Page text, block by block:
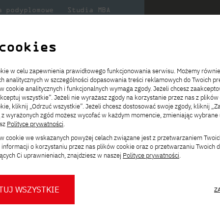
podyplomowe Studia MBA
Transfer z innej uczelni
Opłaty za studia
Redukcja czesnego
Stypendia
Dni otwarte PJATK
Wirtualny spacer po uczelni
Kalendarium wydarzeń
Konsultacje teczek SNM Kontakt
Studia stacjonarne I st. PL
Studia stacjonarne I st. EN
Studia stacjonarne II st. PL
Studia stacjonarne II st. EN
Studia niestacjonarne I st. PL
Studia niestacjonarne II st. PL
Studia niestacjonarne blended
Studia niestacjonarne blended
learning * II st. PL
* Z wykorzystaniem metod i technik
kształcenia na odległość
Wymiana z Japonią
Erasmus+
Uczelnie partnerskie
Dla studentów
Mobilność kadry
Staże w Japonii
Kontakt
O nas
JICA
Wirtualna Polska
Orange Polska
O Biurze Prasowym
metod i technik kształcenia na odległość
metod i
.
architektów systemów,
Zmień
ścieżkę studiów:
w celu zapewnienia prawidłowego funkcjonowania serwisu. Możemy
analitycznych w szczególności dopasowania treści reklamowych do Twoich
cookie analitycznych i funkcjonalnych wymaga zgody. Jeżeli chcesz
wszystkie”. Jeżeli nie wyrażasz zgody na korzystanie przez nas z
kliknij „Odrzuć wszystkie”. Jeżeli chcesz dostosować swoje zgody, kliknij
wyrażonych zgód możesz wycofać w każdym momencie, zmieniając wybrane
Polityce prywatności.
cookie we wskazanych powyżej celach związane jest z przetwarzaniem
o korzystaniu przez nas plików cookie oraz o przetwarzaniu Twoich
Ci uprawnieniach, znajdziesz w naszej Polityce prywatności.
WSZYSTKIE